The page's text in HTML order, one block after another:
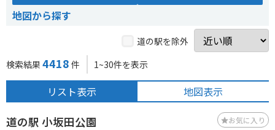
地図から探す
道の駅を除外
検索結果 4418 件 1~30件を表示
リスト表示 地図表示
道の駅 小坂田公園 お気に入り